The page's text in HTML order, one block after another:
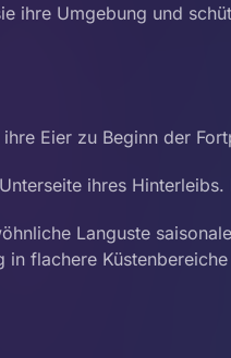
ihre Umgebung und
Eier zu Beginn der
ihres
Languste
in flachere